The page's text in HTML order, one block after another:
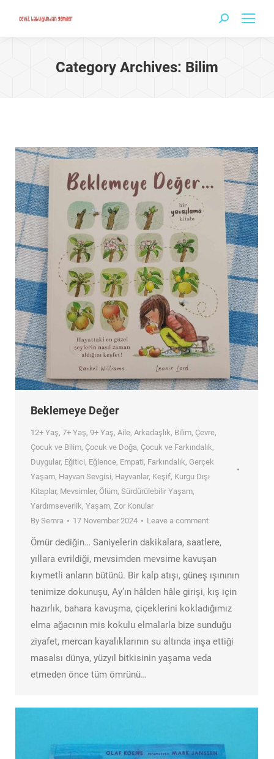
Search:
Category Archives: Bilim
Beklemeye Değer
12+ Yaş, 7+ Yaş, 9+ Yaş, Aile, Arkadaşlık, Bilim, Çevre,
Çocuk ve Bilim, Çocuk ve Doğa, Çocuk ve Farkındalık,
Duygular, Eğitici, Eğlence, Empati, Farkındalık, Gerçek
Yaşam, Hayvan Sevgisi, Hayvanlar, Keşif, Kurgu Dışı
Kitaplar, Mevsimler, Ölüm, Sürdürülebilir Yaşam,
Yardımseverlik, Yaşam, Zor Konular
By Semra 17 November 2024 Leave a comment
Ömür dediğin… Saniyelerin dakikalara, saatlere,
yıllara evrildiği, mevsimden mevsime kavuşan
kıymetli anların bütünü. Bir kalp atışı, güneş ışınının
tenimize dokunuşu, Ay’ın hâlden hâle girişi, kış için
hazırlık, bahara kavuşma, çiçeklerini kokladığımız
elma ağacının mis kokulu elmalarla bize sunduğu
ziyafet, mercan kayalıklarının su altında inşa ettiği
masalsı dünya, yüzyıl bitkisinin yaşama veda
etmeden önce tüm ömrünü…